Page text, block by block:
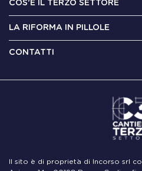
COS'È IL TERZO SETTORE
LA RIFORMA IN PILLOLE
CONTATTI
Il sito è di proprietà di Incorso srl